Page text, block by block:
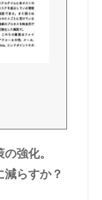
強化。
らすか？